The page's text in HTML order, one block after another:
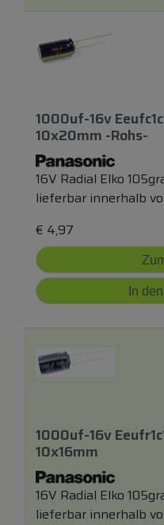
1000uf-16v
10x20mm -rohs-
16V Radial Elko
lieferbar innerhalb
€ 4,97
In
1000uf-16v
10x16mm
16V Radial Elko
lieferbar innerhalb